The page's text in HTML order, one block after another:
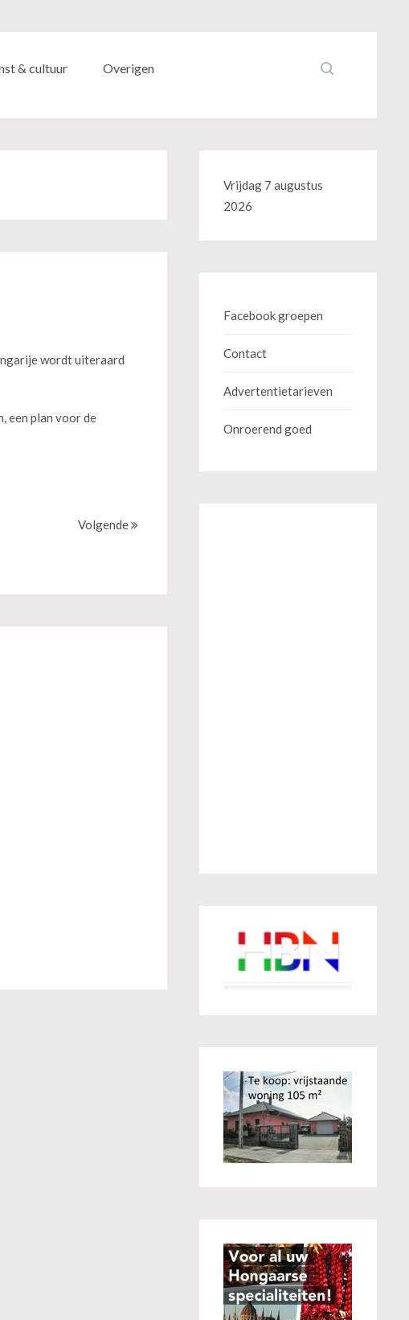
& cultuur Overigen
wordt uiteraard
een plan voor de
Volgende
Vrijdag 7 augustus
2026
Facebook groepen
Contact
Advertentietarieven
Onroerend goed